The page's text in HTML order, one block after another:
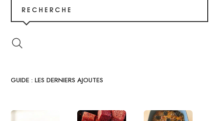
RECHERCHE
GUIDE : LES DERNIERS AJOUTES